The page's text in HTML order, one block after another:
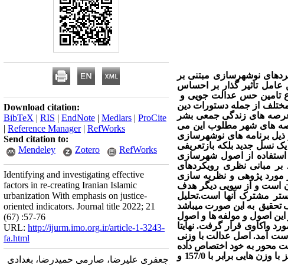
نوشهرسازی مبتنی بر
عامل تاثیر گذار بر احساس
تامین حس عدالت جویی و
از جمله دستورات دین
عرصه های زندگی جمعی بشر
های شهر مطلوب این می
برنامه های نوشهرسازی
یک نسل جدیدبلکه بازتعریفی
استفاده از اصول شهرسازی
مبانی نظری رویکردهای
مورد پژوهی و نظریه سازی
است و از سویی دیگر هدف
بستر مشترک آنها است.تحلیل
تحقیق به این صورت میباشد
اصول و مولفه ها و اصول
قرار گرفت. نهایتا
اصل عدالت با وزنی
محور به خود اختصاص داده
است، اصل سلسله مراتب با 175/0 در اولویت دوم و اصل وحدت و تنوع فضایی و اصل پیوستگی فضایی نیز با وزن هایی برابر با 157/0 و
Download citation:
BibTeX | RIS | EndNote | Medlars | ProCite
| Reference Manager| RefWorks
Send citation to:
Mendeley
Zotero RefWorks
Identifying and investigating effective
factors in re-creating Iranian Islamic
urbanization With emphasis on justice-
oriented indicators. Journal title 2022; 21
(67) :57-76
URL: http://ijurm.imo.org.ir/article-1-3243-
fa.html
جعفری علیرضا، صارمی حمیدرضا، بغدادی